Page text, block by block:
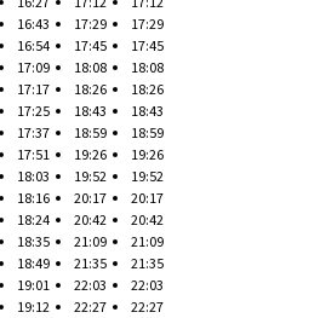
16:43
16:54
17:09
17:17
17:25
17:37
17:51
18:03
18:16
18:24
18:35
18:49
19:01
19:12
17:29
17:45
18:08
18:26
18:43
18:59
19:26
19:52
20:17
20:42
21:09
21:35
22:03
22:27
17:29
17:45
18:08
18:26
18:43
18:59
19:26
19:52
20:17
20:42
21:09
21:35
22:03
22:27